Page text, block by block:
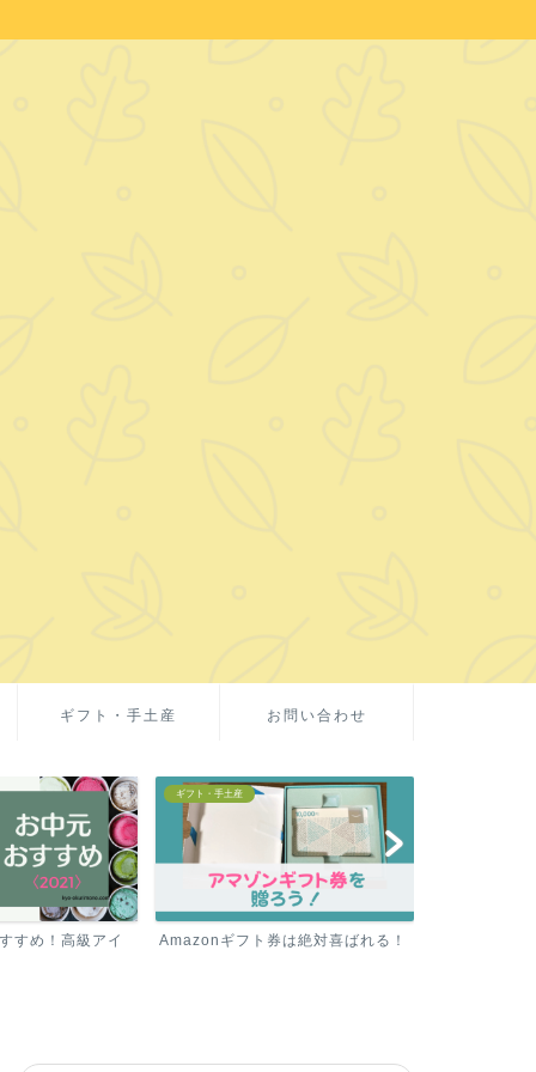
ギフト・手土産 お問い合わせ
・手土産
ギフト券は絶対喜ばれる！
お取り寄せグルメ
ミシュラン1つ星の【テリーヌ】を